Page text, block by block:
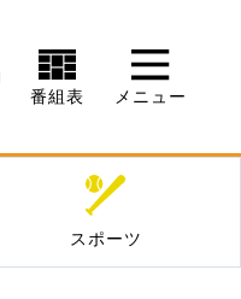
番組表 メニュー
スポーツ